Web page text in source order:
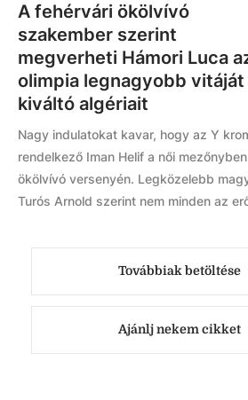
A fehérvári ökölvívó
szakember szerint
megverheti Hámori Luca
olimpia legnagyobb vitáját
kiváltó algériait
Nagy indulatokat kavar, hogy az Y
rendelkező Iman Helif a női
ökölvívó versenyén. Legközelebb
Turós Arnold szerint nem minden az
Továbbiak betöltése
Ajánlj nekem cikket